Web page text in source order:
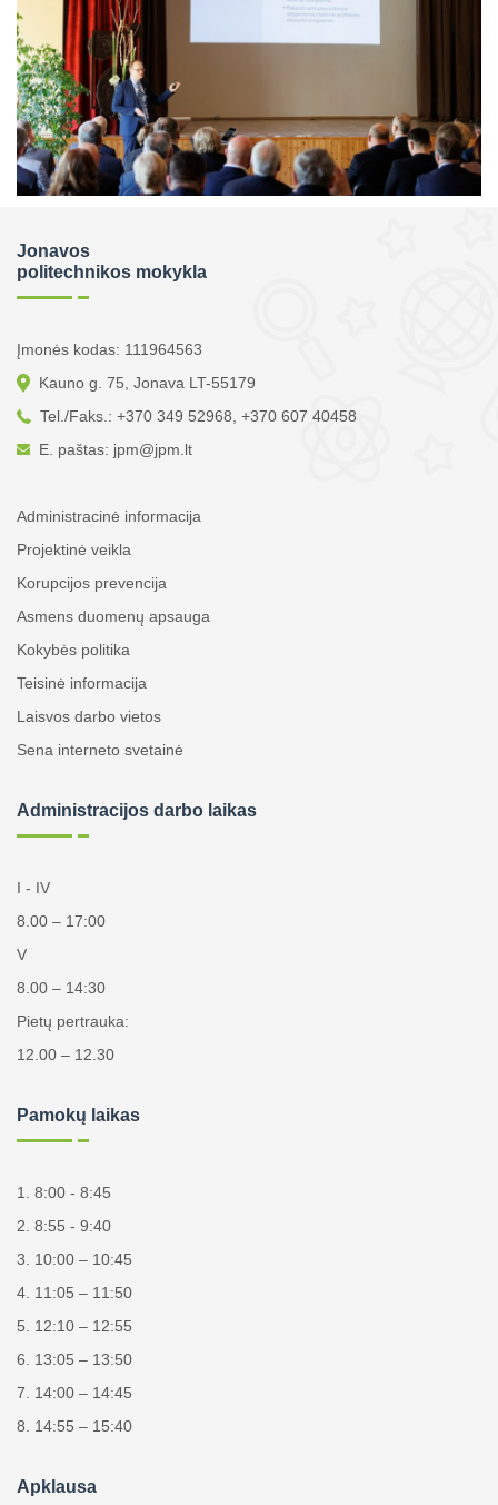
Jonavos
politechnikos mokykla
Įmonės kodas: 111964563
Kauno g. 75, Jonava LT-55179
Tel./Faks.: +370 349 52968, +370 607 40458
E. paštas: jpm@jpm.lt
Administracinė informacija
Projektinė veikla
Korupcijos prevencija
Asmens duomenų apsauga
Kokybės politika
Teisinė informacija
Laisvos darbo vietos
Sena interneto svetainė
Administracijos darbo laikas
I - IV
8.00 – 17:00
V
8.00 – 14:30
Pietų pertrauka:
12.00 – 12.30
Pamokų laikas
1. 8:00 - 8:45
2. 8:55 - 9:40
3. 10:00 – 10:45
4. 11:05 – 11:50
5. 12:10 – 12:55
6. 13:05 – 13:50
7. 14:00 – 14:45
8. 14:55 – 15:40
Apklausa